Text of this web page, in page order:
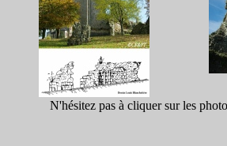
N'hésitez pas à cliquer sur les